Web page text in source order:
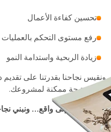
تحسين كفاءة الأعمال
رفع مستوى التحكم بالعمليات
زيادة الربحية واستدامة النمو
ونقيس نجاحنا بقدرتنا على
أفضل نتيجة ممكنة لمشروعك.
نحوّل رؤيتك إلى واقع… ونبني